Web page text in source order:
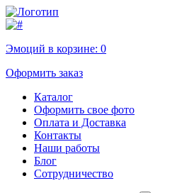
Эмоций в корзине: 0
Оформить заказ
Каталог
Оформить свое фото
Оплата и Доставка
Контакты
Наши работы
Блог
Сотрудничество